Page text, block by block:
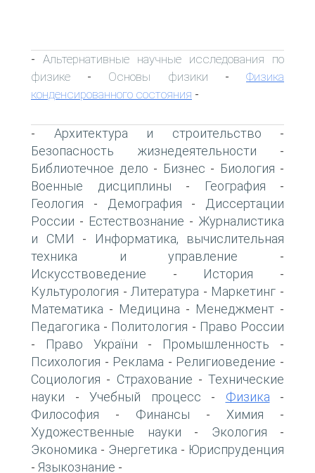
- Альтернативные научные исследования по
физике - Основы физики -Физика
конденсированного состояния -
- Архитектура и строительство -
Безопасность жизнедеятельности -
Библиотечное дело - Бизнес - Биология -
Военные дисциплины - География -
Геология - Демография -
Диссертации
России - Естествознание - Журналистика
и СМИ -
Информатика, вычислительная
техника и управление -
Искусствоведение - История -
Культурология -Литература - Маркетинг -
Математика - Медицина - Менеджмент -
Педагогика - Политология - Право России
- Право України - Промышленность -
Психология - Реклама - Религиоведение -
Социология - Страхование - Технические
науки - Учебный процесс - Физика -
Философия - Финансы - Химия -
Художественные науки - Экология -
Экономика - Энергетика - Юриспруденция
- Языкознание -